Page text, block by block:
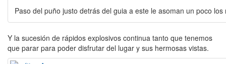
Paso del puño justo detrás del guia a este le asoman un poco los
Y la sucesión de rápidos explosivos continua tanto que tenemos
que parar para poder disfrutar del lugar y sus hermosas vistas.